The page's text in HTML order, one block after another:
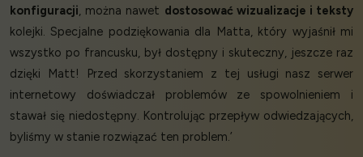
konfiguracji, można nawet dostosować wizualizacje i teksty
kolejki. Specjalne podziękowania dla Matta, który wyjaśnił mi
wszystko po francusku, był dostępny i skuteczny, jeszcze raz
dzięki Matt! Przed skorzystaniem z tej usługi nasz serwer
internetowy doświadczał problemów ze spowolnieniem i
stawał się niedostępny. Kontrolując przepływ odwiedzających,
byliśmy w stanie rozwiązać ten problem.’